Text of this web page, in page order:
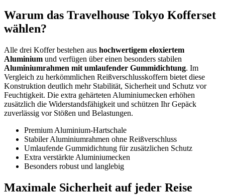
Warum das Travelhouse Tokyo Kofferset
wählen?
Alle drei Koffer bestehen aus hochwertigem eloxiertem
Aluminium und verfügen über einen besonders stabilen
Aluminiumrahmen mit umlaufender Gummidichtung. Im
Vergleich zu herkömmlichen Reißverschlusskoffern bietet diese
Konstruktion deutlich mehr Stabilität, Sicherheit und Schutz vor
Feuchtigkeit. Die extra gehärteten Aluminiumecken erhöhen
zusätzlich die Widerstandsfähigkeit und schützen Ihr Gepäck
zuverlässig vor Stößen und Belastungen.
Premium Aluminium-Hartschale
Stabiler Aluminiumrahmen ohne Reißverschluss
Umlaufende Gummidichtung für zusätzlichen Schutz
Extra verstärkte Aluminiumecken
Besonders robust und langlebig
Maximale Sicherheit auf jeder Reise